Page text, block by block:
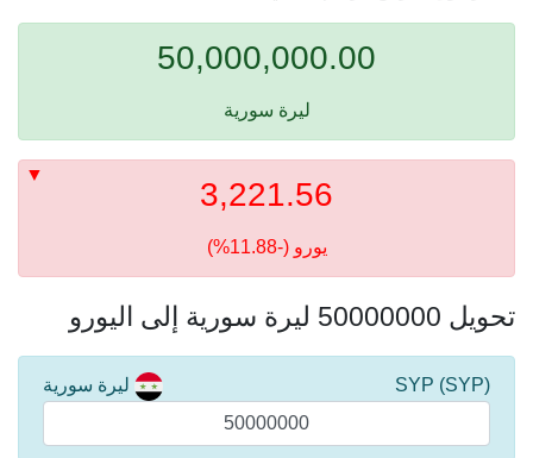
50,000,000.00
ليرة سورية
3,221.56
يورو (-11.88%)
تحويل 50000000 ليرة سورية إلى اليورو
ليرة سورية (SYP) SYP